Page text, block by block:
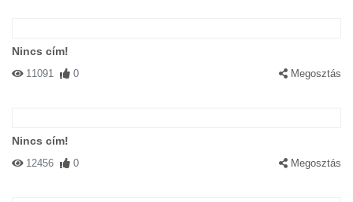
Nincs cím!
11091 0 Megosztás
Nincs cím!
12456 0 Megosztás